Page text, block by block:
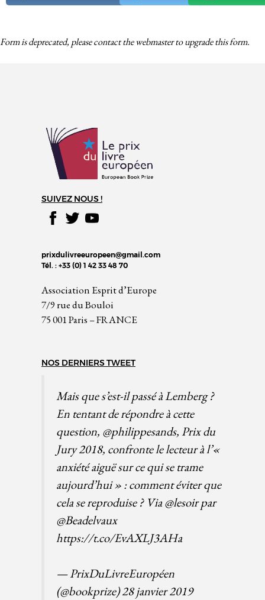
Form is deprecated, please contact the webmaster toupgradethis form.
SUIVEZ NOUS !
prixdulivreeuropeen@gmail.com
Tél. : +33 (0) 1 42 33 48 70
Association Esprit d’Europe
7/9 rue du Bouloi
75 001 Paris – FRANCE
NOS DERNIERS TWEET
Mais que s’est-il passé à Lemberg ?
En tentant de répondre à cette
question, @philippesands, Prix du
Jury 2018, confronte le lecteur à l’«
anxiété aiguë sur ce qui se trame
aujourd’hui » : comment éviter que
cela se reproduise ? Via@lesoirpar
@Beadelvaux
https://t.co/EvAXLJ3AHa
— PrixDuLivreEuropéen
(@bookprize)28 janvier 2019